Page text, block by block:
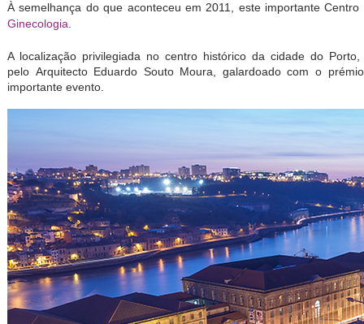
À semelhança do que aconteceu em 2011, este importante
Ginecologia.
A localização privilegiada no centro histórico da cidade do
pelo Arquitecto Eduardo Souto Moura, galardoado com o
importante evento.